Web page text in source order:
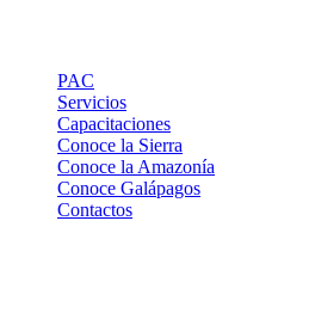
PAC
Servicios
Capacitaciones
Conoce la Sierra
Conoce la Amazonía
Conoce Galápagos
Contactos